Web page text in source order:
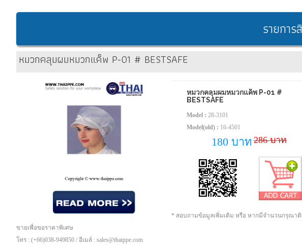
รายการ
หมวกคลุมผมหมวกแค็พ P-01 # BESTSAFE
หมวกคลุมผมหมวกแค็พ P-01 #
BESTSAFE
Model : 28-3101
Model(old) : 16-4501
180 บาท 286 บาท
* สอบถามข้อมูลเพิ่มเติม หรือ หากมีจำนวนกรุณา
ขายเพื่อขอราคาพิเศษ
โทร : (+66)038-949850 / อีเมล์ : sales@thaippe.com